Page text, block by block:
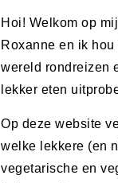
Hoi! Welkom op
Roxanne en ik
wereld rondreizen
lekker eten
Op deze website
welke lekkere (en
vegetarische en